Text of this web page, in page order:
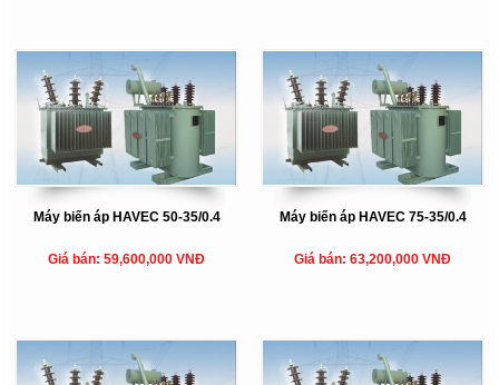
Máy biến áp HAVEC 50-35/0.4
Giá bán: 59,600,000 VNĐ
Máy biến áp HAVEC 75-35/0.4
Giá bán: 63,200,000 VNĐ